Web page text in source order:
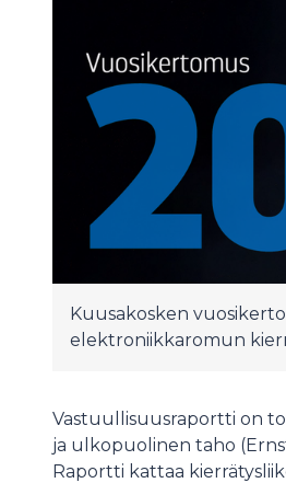
Kuusakosken
elektroniikkaromun
Vastuullisuusraportti on
ja ulkopuolinen taho
Raportti kattaa